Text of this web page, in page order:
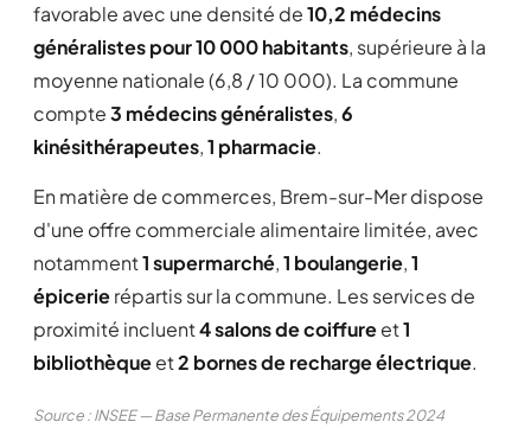
favorable avec une densité de10,2 médecins
généralistes pour 10 000 habitants, supérieure à la
moyenne nationale (6,8 / 10 000). La commune
compte3 médecins généralistes,6
kinésithérapeutes,1 pharmacie.
En matière de commerces, Brem-sur-Mer dispose
d'une offre commerciale alimentaire limitée, avec
notamment1 supermarché,1 boulangerie,1
épicerierépartis sur la commune. Les services de
proximité incluent4 salons de coiffureet1
bibliothèqueet2 bornes de recharge électrique.
Source : INSEE — Base Permanente des Équipements 2024